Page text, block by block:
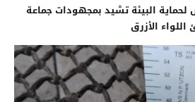
البيئة تشيد بمجهودات جماعة
الأزرق